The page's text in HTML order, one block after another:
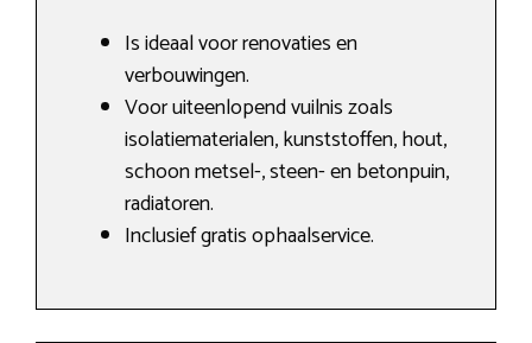
Is ideaal voor renovaties en
verbouwingen.
Voor uiteenlopend vuilnis zoals
isolatiematerialen, kunststoffen, hout,
schoon metsel-, steen- en betonpuin,
radiatoren.
Inclusief gratis ophaalservice.